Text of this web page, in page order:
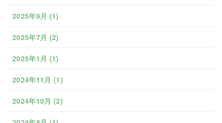
2025年9月 (1)
2025年7月 (2)
2025年1月 (1)
2024年11月 (1)
2024年10月 (2)